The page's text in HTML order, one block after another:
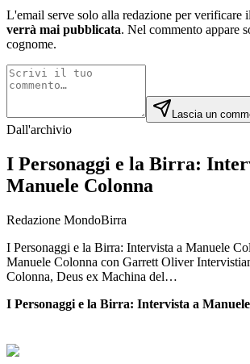
L'email serve solo alla redazione per verificare
verrà mai pubblicata. Nel commento appare
cognome.
Lascia un
Dall'archivio
I Personaggi e la Birra:
Manuele Colonna
Redazione MondoBirra
I Personaggi e la Birra: Intervista a Manuele
Manuele Colonna con Garrett Oliver
Colonna, Deus ex Machina del…
I Personaggi e la Birra: Intervista a